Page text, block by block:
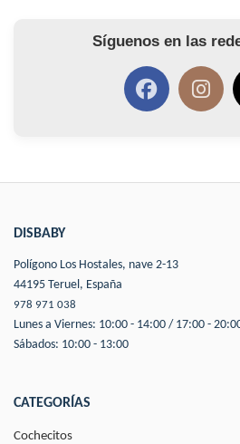
Síguenos en las
DISBABY
Polígono Los Hostales, nave 2-13
44195 Teruel, España
978 971 038
Lunes a Viernes: 10:00 - 14:00 / 17:00 -
Sábados: 10:00 - 13:00
CATEGORÍAS
Cochecitos